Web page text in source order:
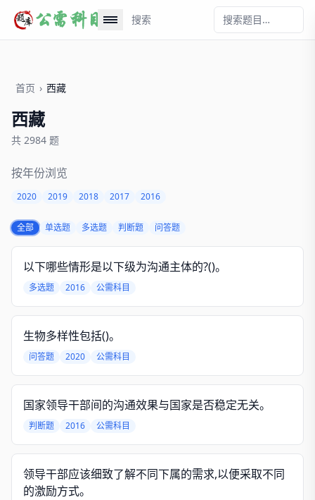
搜索
首页 › 西藏
西藏
共 2984 题
按年份浏览
2020 2019 2018 2017 2016
全部 单选题 多选题 判断题 问答题
以下哪些情形是以下级为沟通主体的?()。
多选题 2016 公需科目
生物多样性包括()。
问答题 2020 公需科目
国家领导干部间的沟通效果与国家是否稳定无关。
判断题 2016 公需科目
领导干部应该细致了解不同下属的需求,以便采取不同
的激励方式。